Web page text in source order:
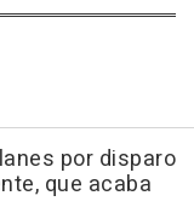
por disparo
que acaba